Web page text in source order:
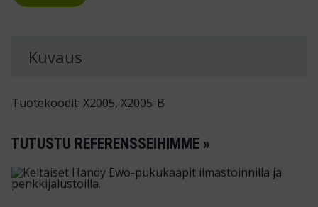
Kuvaus
Tuotekoodit: X2005, X2005-B
TUTUSTU REFERENSSEIHIMME »